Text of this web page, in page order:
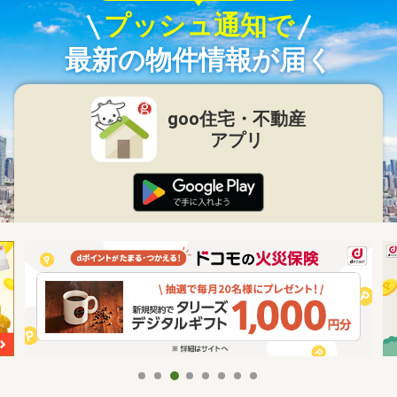
プッシュ通知で
最新の物件情報が届く
goo住宅・不動産
アプリ